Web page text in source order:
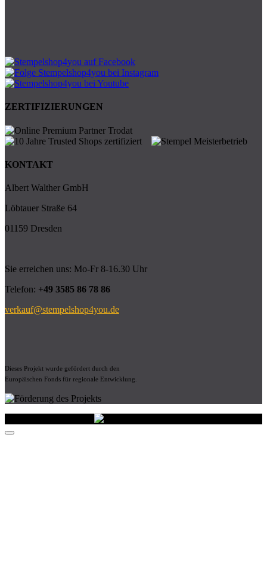
ZERTIFIZIERUNGEN
KONTAKT
Albert Walther GmbH
Löbtauer Straße 64
01159 Dresden
Sie erreichen uns: Mo-Fr 8-16.30 Uhr
Telefon: +49 3585 86 78 86
verkauf@stempelshop4you.de
Dieses Projekt wurde gefördert durch den
Europäischen Fonds für regionale Entwicklung.